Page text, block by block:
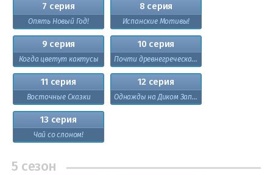
7 серия
Опять Новый Год!
8 серия
Испанские Мотивы!
9 серия
Когда цветут кактусы
10 серия
Почти древнегреческая история
11 серия
Восточные Сказки
12 серия
Однажды на Диком Западе!
13 серия
Чай со слоном!
5 сезон